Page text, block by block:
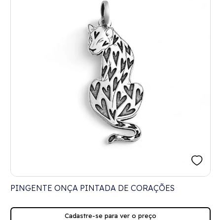
PINGENTE ONÇA PINTADA DE CORAÇÕES
Cadastre-se para ver o preço